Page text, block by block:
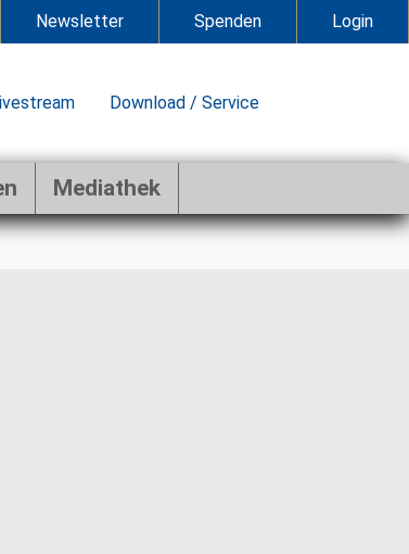
Newsletter Spenden Login
Download / Service
Mediathek